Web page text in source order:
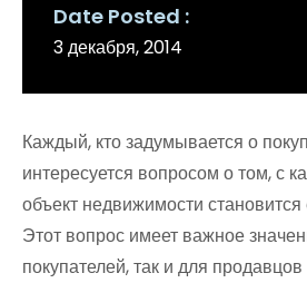
Date Posted
3 декабря, 2014
Каждый, кто задумывается о
интересуется вопросом о том, с
объект недвижимости становится
Этот вопрос имеет важное
покупателей, так и для